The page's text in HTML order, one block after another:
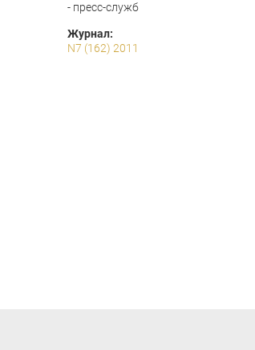
- пресс-служб
Журнал:
N7 (162) 2011